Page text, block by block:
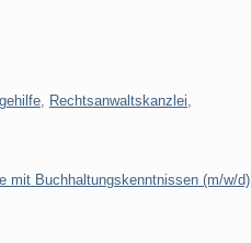
, Rechtsanwaltskanzlei,
mit Buchhaltungskenntnissen (m/w/d)